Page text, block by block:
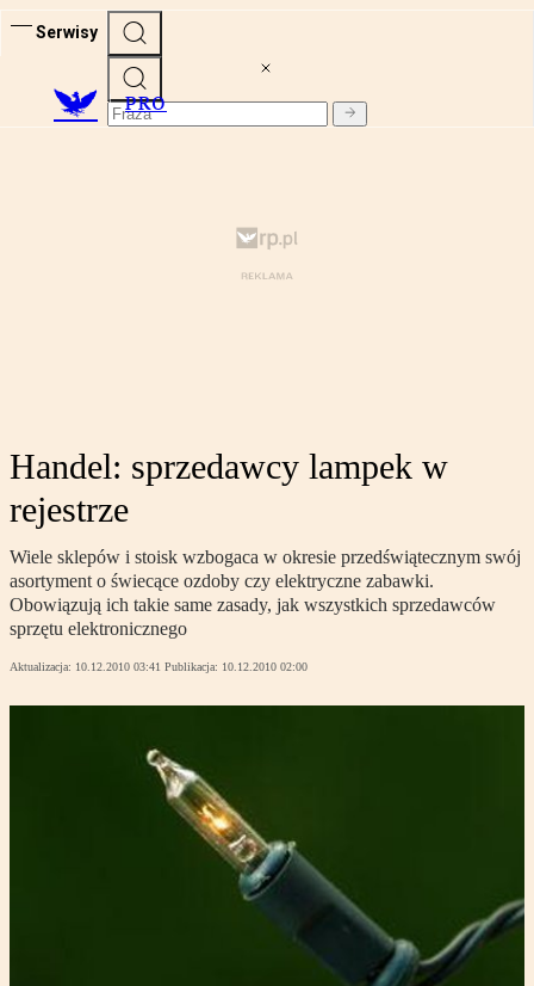
Serwisy
PRO
Handel: sprzedawcy lampek w
rejestrze
Wiele sklepów i stoisk wzbogaca w okresie przedświątecznym swój
asortyment o świecące ozdoby czy elektryczne zabawki.
Obowiązują ich takie same zasady, jak wszystkich sprzedawców
sprzętu elektronicznego
Aktualizacja: 10.12.2010 03:41 Publikacja: 10.12.2010 02:00